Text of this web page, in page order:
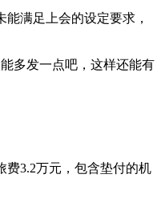
满足上会的设定要求，
多发一点吧，这样还能有
费3.2万元，包含垫付的机